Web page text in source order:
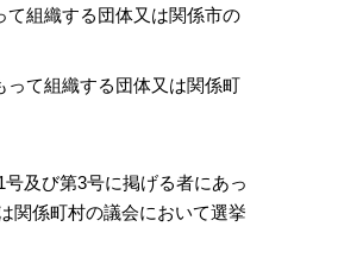
組織する団体又は関係市の
て組織する団体又は関係町
及び第3号に掲げる者にあっ
関係町村の議会において選挙